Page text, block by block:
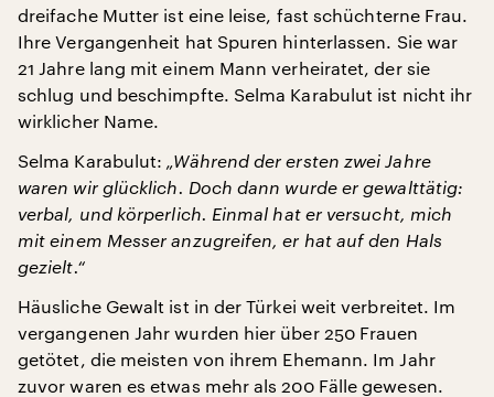
dreifache Mutter ist eine leise, fast schüchterne Frau.
Ihre Vergangenheit hat Spuren hinterlassen. Sie war
21 Jahre lang mit einem Mann verheiratet, der sie
schlug und beschimpfte. Selma Karabulut ist nicht ihr
wirklicher Name.
Selma Karabulut: „Während der ersten zwei Jahre
waren wir glücklich. Doch dann wurde er gewalttätig:
verbal, und körperlich. Einmal hat er versucht, mich
mit einem Messer anzugreifen, er hat auf den Hals
gezielt.“
Häusliche Gewalt ist in der Türkei weit verbreitet. Im
vergangenen Jahr wurden hier über 250 Frauen
getötet, die meisten von ihrem Ehemann. Im Jahr
zuvor waren es etwas mehr als 200 Fälle gewesen.